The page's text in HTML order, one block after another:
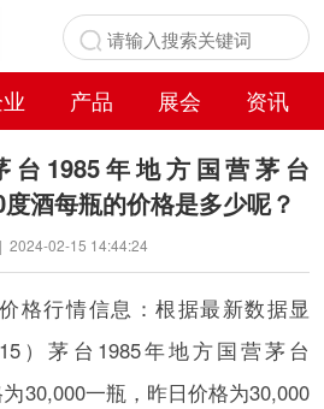
产品 展会
资讯
台1985年地方国营茅台
度酒每瓶的价格是多少呢？
| 2024-02-15 14:44:24
格行情信息：根据最新数据显
）茅台1985年地方国营茅台
为30,000一瓶，昨日价格为30,000